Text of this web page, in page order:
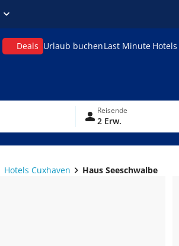
Deals Urlaub buchenLast Minute Hotels
Reisende
2 Erw.
Hotels Cuxhaven Haus Seeschwalbe